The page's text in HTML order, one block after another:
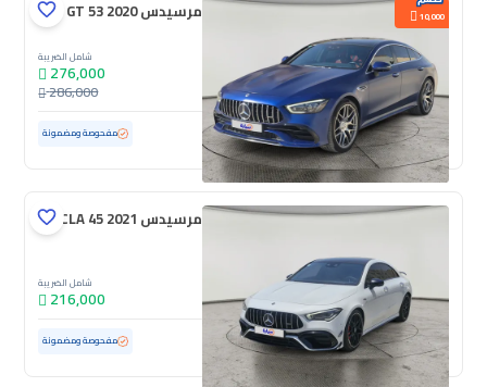
10,000 مرسيدس GT 53 2020
شامل الضريبة
276,000
286,000
مستعملة 84,646 كم ممشى قليل مفحوصة ومضمونة
مرسيدس CLA 45 2021
شامل الضريبة
216,000
مستعملة 53,279 كم ممشى قليل مفحوصة ومضمونة